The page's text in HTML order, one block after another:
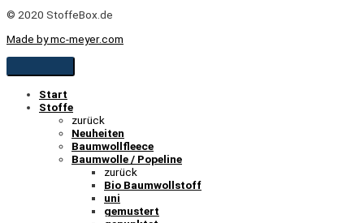
© 2020 StoffeBox.de
Made by mc-meyer.com
Start
Stoffe
zurück
Neuheiten
Baumwollfleece
Baumwolle / Popeline
zurück
Bio Baumwollstoff
uni
gemustert